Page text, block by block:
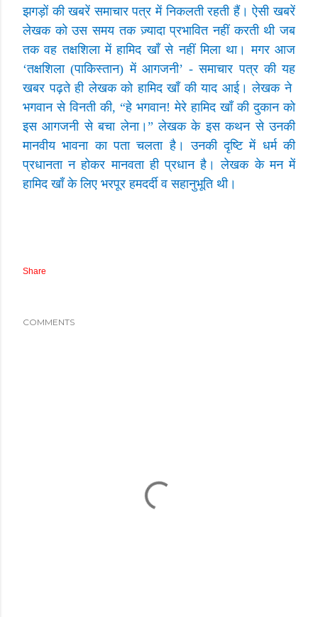
झगड़ों की खबरें समाचार पत्र में निकलती रहती हैं। ऐसी खबरें
लेखक को उस समय तक ज़्यादा प्रभावित नहीं करती थी जब
तक वह तक्षशिला में हामिद खाँ से नहीं मिला था। मगर आज
‘तक्षशिला (पाकिस्तान) में आगजनी’ -समाचार पत्र की यह
खबर पढ़ते ही लेखक को हामिद खाँ की याद आई। लेखक ने
भगवान से विनती की, “हे भगवान! मेरे हामिद खाँ की दुकान को
इस आगजनी से बचा लेना। ”लेखक के इस कथन से उनकी
मानवीय भावना का पता चलता है। उनकी दृष्टि में धर्म की
प्रधानता न होकर मानवता ही प्रधान है। लेखक के मन में
हामिद खाँ के लिए भरपूर हमदर्दी व सहानुभूति थी।
Share
COMMENTS